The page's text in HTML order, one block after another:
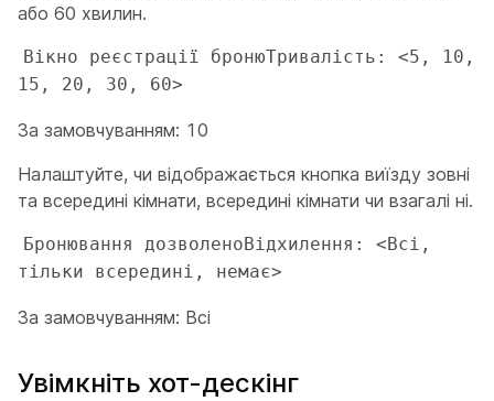
або 60 хвилин.
Вікно реєстрації бронюТривалість: <5, 10,
15, 20, 30, 60>
За замовчуванням: 10
Налаштуйте, чи відображається кнопка виїзду зовні
та всередині кімнати, всередині кімнати чи взагалі ні.
Бронювання дозволеноВідхилення: <Всі,
тільки всередині, немає>
За замовчуванням: Всі
Увімкніть хот-дескінг